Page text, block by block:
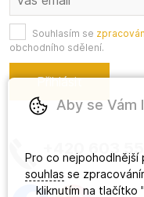
Souhlasím se
obchodního sdělení.
+420 603
Aby se Vám
Pro co nejpohodlnější
souhlas se
kliknutím na tlačítko